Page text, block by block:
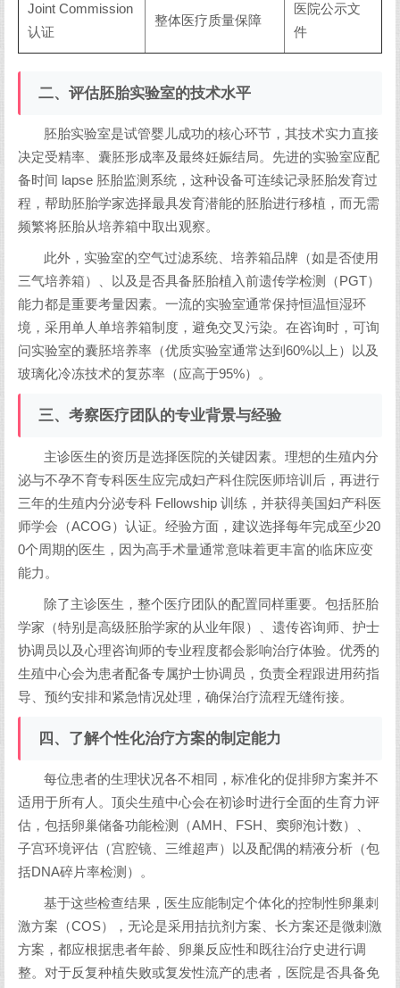
Joint Commission
认证
整体医疗质量保障
医院公示文
件
二、评估胚胎实验室的技术水平
胚胎实验室是试管婴儿成功的核心环节，其技术实力直接
决定受精率、囊胚形成率及最终妊娠结局。先进的实验室应配
备时间 lapse 胚胎监测系统，这种设备可连续记录胚胎发育过
程，帮助胚胎学家选择最具发育潜能的胚胎进行移植，而无需
频繁将胚胎从培养箱中取出观察。
此外，实验室的空气过滤系统、培养箱品牌（如是否使用
三气培养箱）、以及是否具备胚胎植入前遗传学检测（PGT）
能力都是重要考量因素。一流的实验室通常保持恒温恒湿环
境，采用单人单培养箱制度，避免交叉污染。在咨询时，可询
问实验室的囊胚培养率（优质实验室通常达到60%以上）以及
玻璃化冷冻技术的复苏率（应高于95%）。
三、考察医疗团队的专业背景与经验
主诊医生的资历是选择医院的关键因素。理想的生殖内分
泌与不孕不育专科医生应完成妇产科住院医师培训后，再进行
三年的生殖内分泌专科 Fellowship 训练，并获得美国妇产科医
师学会（ACOG）认证。经验方面，建议选择每年完成至少20
0个周期的医生，因为高手术量通常意味着更丰富的临床应变
能力。
除了主诊医生，整个医疗团队的配置同样重要。包括胚胎
学家（特别是高级胚胎学家的从业年限）、遗传咨询师、护士
协调员以及心理咨询师的专业程度都会影响治疗体验。优秀的
生殖中心会为患者配备专属护士协调员，负责全程跟进用药指
导、预约安排和紧急情况处理，确保治疗流程无缝衔接。
四、了解个性化治疗方案的制定能力
每位患者的生理状况各不相同，标准化的促排卵方案并不
适用于所有人。顶尖生殖中心会在初诊时进行全面的生育力评
估，包括卵巢储备功能检测（AMH、FSH、窦卵泡计数）、
子宫环境评估（宫腔镜、三维超声）以及配偶的精液分析（包
括DNA碎片率检测）。
基于这些检查结果，医生应能制定个体化的控制性卵巢刺
激方案（COS），无论是采用拮抗剂方案、长方案还是微刺激
方案，都应根据患者年龄、卵巢反应性和既往治疗史进行调
整。对于反复种植失败或复发性流产的患者，医院是否具备免